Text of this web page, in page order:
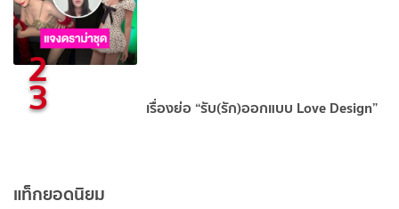
2
3 เรื่องย่อ “รับ(รัก)ออกแบบ Love Design”
แท็กยอดนิยม